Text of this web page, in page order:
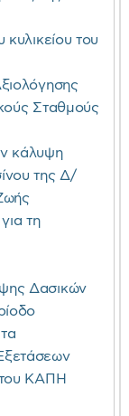
του
Σταθμούς
κάλυψη
της Δ/
τη
Δασικών
του ΚΑΠΗ